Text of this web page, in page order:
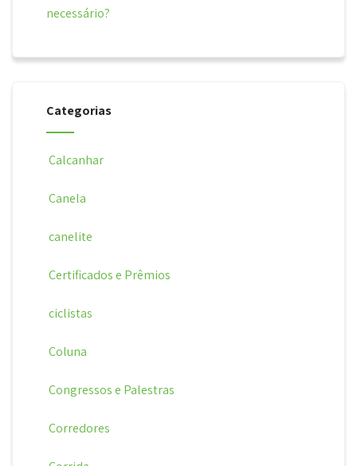
necessário?
Categorias
Calcanhar
Canela
canelite
Certificados e Prêmios
ciclistas
Coluna
Congressos e Palestras
Corredores